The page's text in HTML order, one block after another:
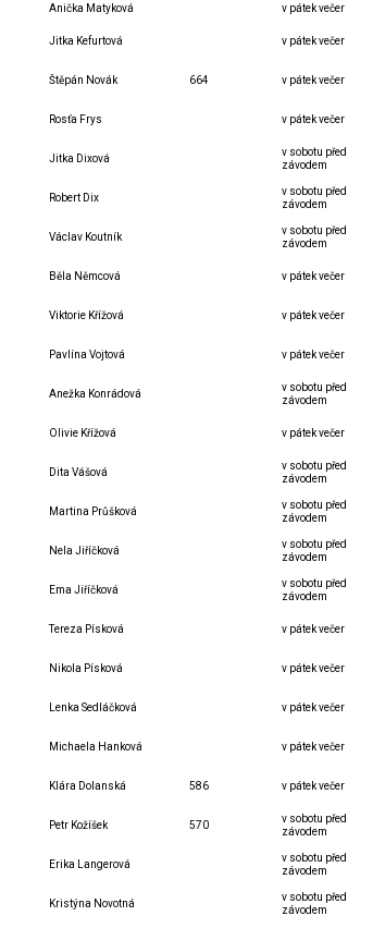
Anička Matyková v pátek večer
Jitka Kefurtová v pátek večer
Štěpán Novák 664 v pátek večer
Rosťa Frys v pátek večer
Jitka Dixová
v sobotu před
závodem
Robert Dix
v sobotu před
závodem
Václav Koutník
v sobotu před
závodem
Běla Němcová v pátek večer
Viktorie Křížová v pátek večer
Pavlína Vojtová v pátek večer
Anežka Konrádová
v sobotu před
závodem
Olivie Křížová v pátek večer
Dita Vášová
v sobotu před
závodem
Martina Průšková
v sobotu před
závodem
Nela Jiříčková
v sobotu před
závodem
Ema Jiříčková
v sobotu před
závodem
Tereza Písková v pátek večer
Nikola Písková v pátek večer
Lenka Sedláčková v pátek večer
Michaela Hanková v pátek večer
Klára Dolanská 586 v pátek večer
Petr Kožíšek 570
v sobotu před
závodem
Erika Langerová
v sobotu před
závodem
Kristýna Novotná
v sobotu před
závodem